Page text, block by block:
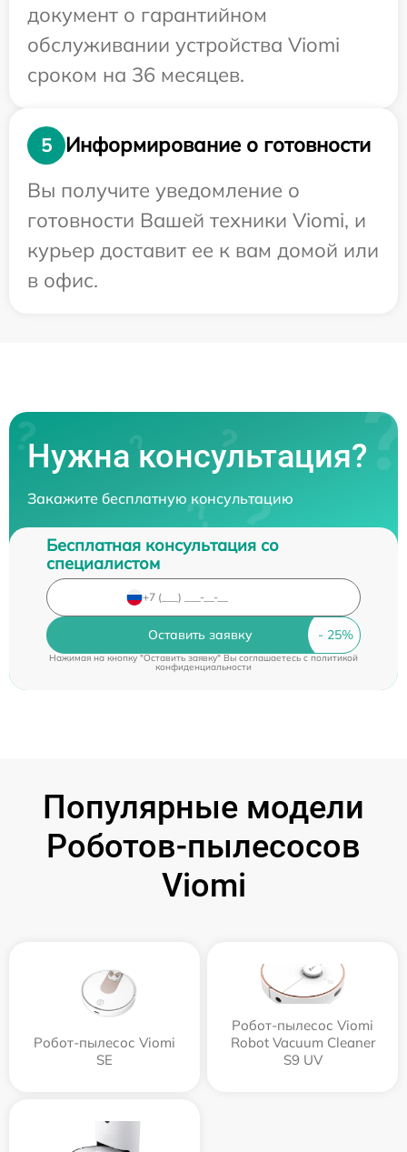
документ о гарантийном
обслуживании устройства Viomi
сроком на 36 месяцев.
5
Информирование о готовности
Вы получите уведомление о
готовности Вашей техники Viomi, и
курьер доставит ее к вам домой или
в офис.
Нужна консультация?
Закажите бесплатную консультацию
Бесплатная консультация со
специалистом
Оставить заявку
Нажимая на кнопку "Оставить заявку" Вы соглашаетесь cполитикой
конфиденциальности
Популярные модели
Роботов-пылесосов
Viomi
Робот-пылесос Viomi
SE
Робот-пылесос Viomi
Robot Vacuum Cleaner
S9 UV